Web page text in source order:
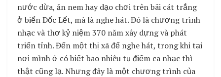
nước dừa, ăn nem hay dạo chơi trên bãi cát trắng
ở biển Dốc Lết, mà là nghe hát. Đó là chương trình
nhạc và thơ kỷ niệm 370 năm xây dựng và phát
triển tỉnh. Đến một thị xã để nghe hát, trong khi tại
nơi mình ở có biết bao nhiêu tụ điểm ca nhạc thì
thật cũng lạ. Nhưng đây là một chương trình của